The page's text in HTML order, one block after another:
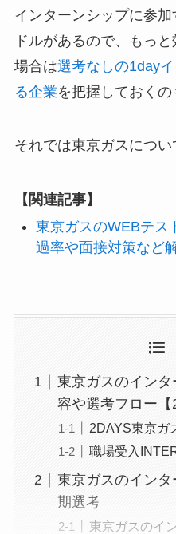
インターンシップに参
ドルがあるので、もっ
場合は選考なしの1day
る企業を把握しておくの
それでは東京ガスについ
【関連記事】
東京ガスのWEBテス
過率や面接対策など
東京ガスのイン
容や選考フロー【
2DAYS東京ガ
職場受入
東京ガスのイン
期選考
東京ガスのイ